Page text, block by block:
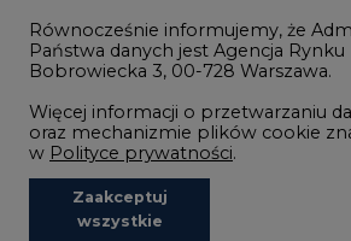
Zielone samorządy
Zielona gospodarka
©2002- 2021 - 2026
Równocześnie informujemy, że
Państwa danych jest Agencja Rynku
Bobrowiecka 3, 00-728 Warszawa.
Więcej informacji o przetwarzaniu
oraz mechanizmie plików cookie
w Polityce prywatności.
Zaakceptuj
wszystkie